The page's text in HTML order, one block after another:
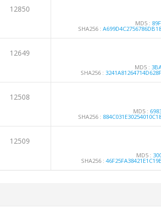
12850
MD5 :
SHA256 :
12649
MD5 :
SHA256 :
12508
MD5 :
SHA256 :
12509
MD5 :
SHA256 :